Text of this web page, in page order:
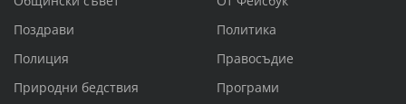
Поздрави
Политика
Полиция
Правосъдие
Природни бедствия
Програми